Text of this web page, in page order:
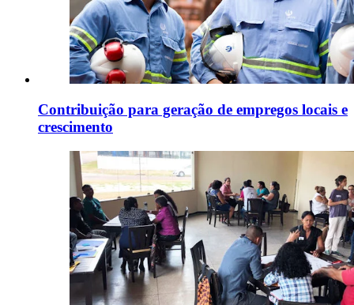
Contribuição para geração de empregos locais e
crescimento